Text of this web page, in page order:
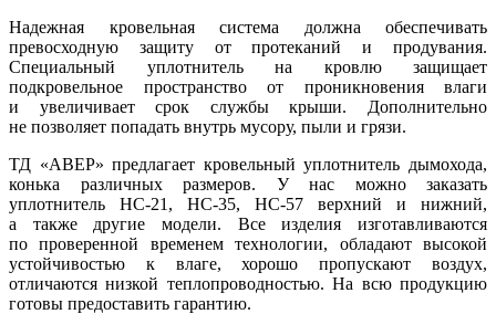
Надежная кровельная система должна обеспечивать
превосходную защиту от протеканий и продувания.
Специальный уплотнитель на кровлю защищает
подкровельное пространство от проникновения влаги
и увеличивает срок службы крыши. Дополнительно
не позволяет попадать внутрь мусору, пыли и грязи.
ТД «АВЕР» предлагает кровельный уплотнитель дымохода,
конька различных размеров. У нас можно заказать
уплотнитель НС-21, НС-35, НС-57 верхний и нижний,
а также другие модели. Все изделия изготавливаются
по проверенной временем технологии, обладают высокой
устойчивостью к влаге, хорошо пропускают воздух,
отличаются низкой теплопроводностью. На всю продукцию
готовы предоставить гарантию.